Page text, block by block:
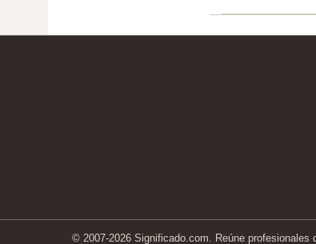
© 2007-2026 Significado.com. Reúne profesionales